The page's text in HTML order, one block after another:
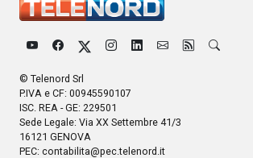
© Telenord Srl
P.IVA e CF: 00945590107
ISC. REA - GE: 229501
Sede Legale: Via XX Settembre 41/3
16121 GENOVA
PEC: contabilita@pec.telenord.it